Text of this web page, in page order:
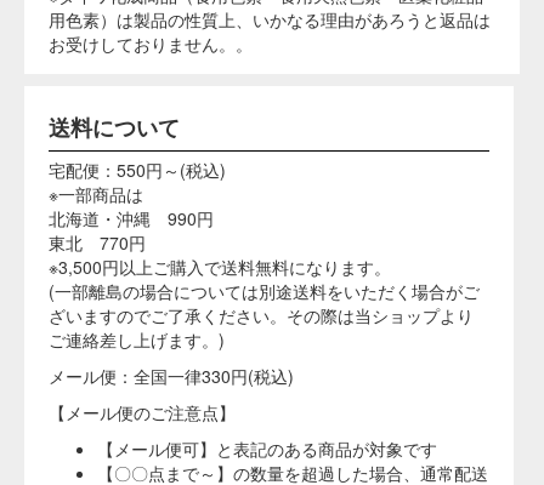
染着性 あまり良くありません
ブドウ果皮色素・ハイレッドG-150の成分および重量％
成分 重量％
ブドウ果皮色素（色価120）
※天然食用色素をご購入をご検討されているお客様へ